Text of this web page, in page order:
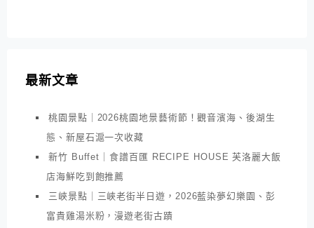
最新文章
桃園景點｜2026桃園地景藝術節！觀音濱海、後湖生
態、新屋石滬一次收藏
新竹 Buffet｜食譜百匯 RECIPE HOUSE 芙洛麗大飯
店海鮮吃到飽推薦
三峽景點｜三峽老街半日遊，2026藍染夢幻樂園、彭
富貴雞湯米粉，漫遊老街古蹟